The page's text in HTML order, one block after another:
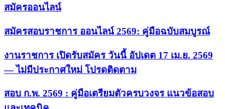
สมัครออนไลน์
สมัครสอบราชการ ออนไลน์ 2569: คู่มือฉบับสมบูรณ์
งานราชการ เปิดรับสมัคร วันนี้ อัปเดต 17 เม.ย. 2569
— ไม่มีประกาศใหม่ โปรดติดตาม
สอบ ก.พ. 2569 : คู่มือเตรียมตัวครบวงจร แนวข้อสอบ